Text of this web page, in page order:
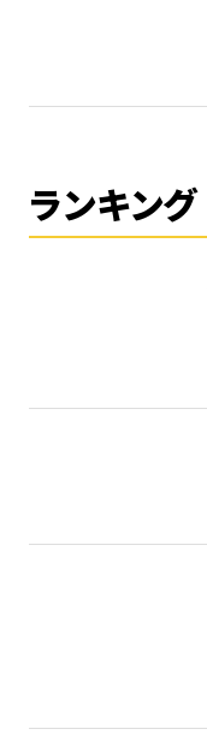
ランキング